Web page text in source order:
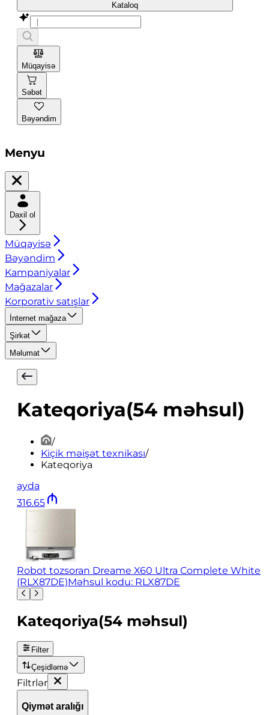
Kataloq
Müqayisə
Səbət
Bəyəndim
Menyu
Daxil ol
Müqayisə
Bəyəndim
Kampaniyalar
Mağazalar
Korporativ satışlar
İnternet mağaza
Şirkət
Məlumat
Kateqoriya(54 məhsul)
/
Kiçik məişət texnikası/
Kateqoriya
ayda
316.65
Robot tozsoran Dreame X60 Ultra Complete White
(RLX87DE)Məhsul kodu: RLX87DE
Kateqoriya(54 məhsul)
Filter
Çeşidləmə
Filtrlər
Qiymət aralığı